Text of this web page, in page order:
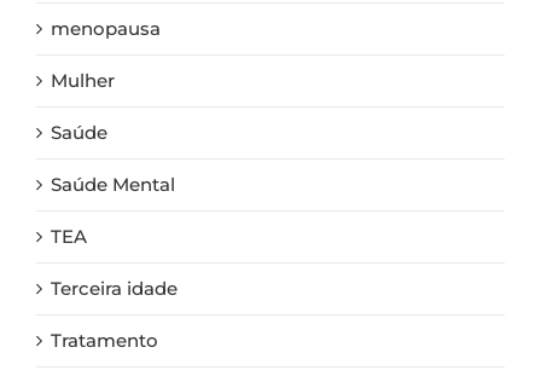
menopausa
Mulher
Saúde
Saúde Mental
TEA
Terceira idade
Tratamento